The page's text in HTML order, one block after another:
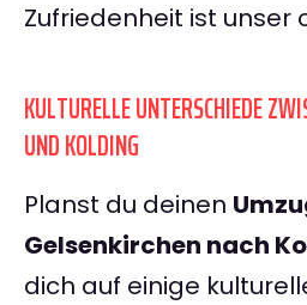
Zufriedenheit ist unser
KULTURELLE UNTERSCHIEDE
UND KOLDING
Planst du deinen
Gelsenkirchen nach
dich auf einige